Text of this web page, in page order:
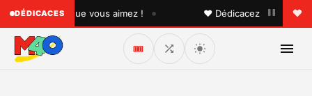
DÉDICACES
quelqu'un que vous aimez ! • ♥ Dédicacez un titre à vos
🎟️